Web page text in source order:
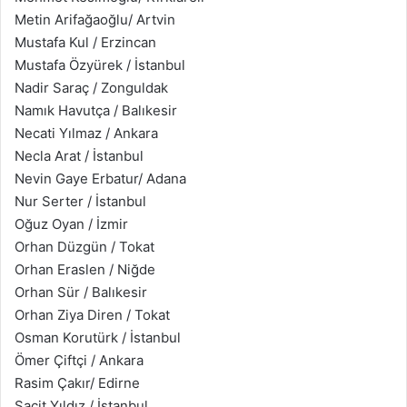
Metin Arifağaoğlu​/ Artvin
Mustafa Kul / Erzincan
Mustafa Özyürek / İstanbul
Nadir Saraç / Zonguldak
Namık Havutça / Balıkesir
Necati Yılmaz / Ankara
Necla Arat / İstanbul
Nevin Gaye Erbatur​/ Adana
Nur Serter / İstanbul
Oğuz Oyan / İzmir
Orhan Düzgün / Tokat
Orhan Eraslen​ / Niğde
Orhan Sür / Balıkesir
Orhan Ziya Diren / Tokat
Osman Korutürk / İstanbul
Ömer Çiftçi / Ankara
Rasim Çakır​/ Edirne